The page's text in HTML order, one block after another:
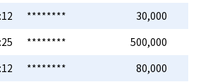
********
30,000
********
500,000
********
80,000